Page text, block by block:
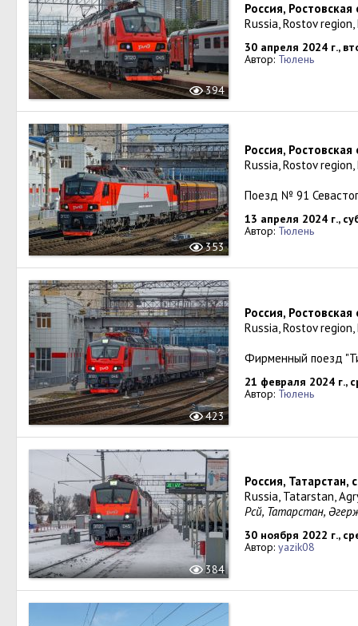
394
Россия,
Russia, Rostov
30 апреля 2024 г.,
Автор: Тюлень
353
Россия,
Russia, Rostov
Поезд № 91
13 апреля 2024 г.,
Автор: Тюлень
423
Россия,
Russia, Rostov
Фирменный поезд
21 февраля 2024 г.,
Автор: Тюлень
384
Россия, Татарстан,
Russia, Tatarstan,
Рәсәй, Татарстан,
30 ноября 2022 г.,
Автор: yazik08